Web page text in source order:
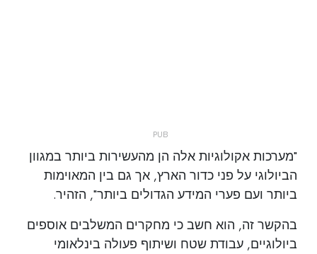
"מערכות אקולוגיות אלה הן מהעשירות ביותר במגוון
הביולוגי על פני כדור הארץ, אך גם בין המאוימות
ביותר ועם פערי המידע הגדולים ביותר", הזהיר.
בהקשר זה, הוא חשב כי מחקרים המשלבים אוספים
ביולוגיים, עבודת שטח ושיתוף פעולה בינלאומי